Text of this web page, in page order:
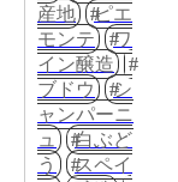
産地
ピエ
モンテ
ワ
イン醸造
ブドウ
シ
ャンパーニ
ュ
白ぶど
う
スペイ